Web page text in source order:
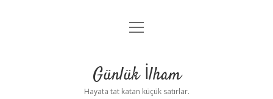
Anasayfa
Yasal Uyarı
menüyü
Günlük İlham
Hayata tat katan küçük satırlar.